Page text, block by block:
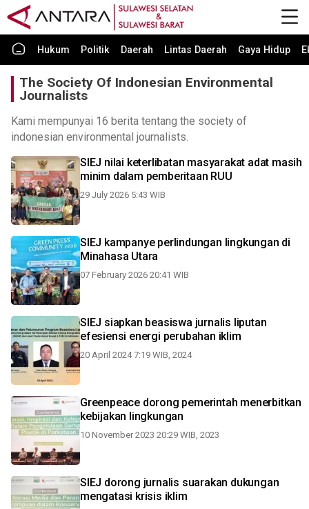
Hukum Politik Daerah Lintas Daerah Gaya Hidup
The Society Of Indonesian Environmental
Journalists
Kami mempunyai 16 berita tentang the society of
indonesian environmental journalists.
SIEJ nilai keterlibatan masyarakat adat masih
minim dalam pemberitaan RUU
29 July 2026 5:43 WIB
SIEJ kampanye perlindungan lingkungan di
Minahasa Utara
07 February 2026 20:41 WIB
SIEJ siapkan beasiswa jurnalis liputan
efesiensi energi perubahan iklim
20 April 2024 7:19 WIB, 2024
Greenpeace dorong pemerintah menerbitkan
kebijakan lingkungan
10 November 2023 20:29 WIB, 2023
SIEJ dorong jurnalis suarakan dukungan
mengatasi krisis iklim